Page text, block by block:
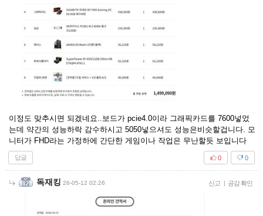
이정도 맞추시면 되겠네요..보드가 pcie4.0이라 그래픽카드를 7600넣었
는데 약간의 성능하락 감수하시고 5050넣으셔도 성능은비슷할겁니다. 모
니터가 FHD라는 가정하에 간단한 게임이나 작업은 무난할듯 보입니다
답글 0
0
독재킹 26-05-12 02:26 신고 | 공감 확인